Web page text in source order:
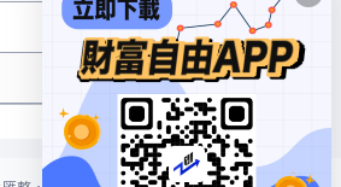
14.45 14.45
22.75 22.75